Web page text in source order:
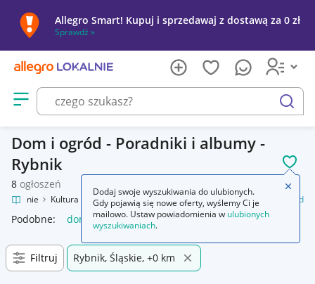
Allegro Smart! Kupuj i sprzedawaj z dostawą za 0 zł
Sprawdź »
Otwórz menu z kategoriami
szukaj
Dom i ogród - Poradniki i albumy -
Rybnik
8 ogłoszeń
Lokalnie Kultura i rozrywka Książki Poradniki i albumy Dom i ogród
Podobne: dom i ogród dom i ogród rośliny
Filtruj Rybnik, Śląskie, +0 km
Dodaj swoje wyszukiwania do ulubionych.
Gdy pojawią się nowe oferty, wyślemy Ci je
mailowo. Ustaw powiadomienia w ulubionych
wyszukiwaniach.